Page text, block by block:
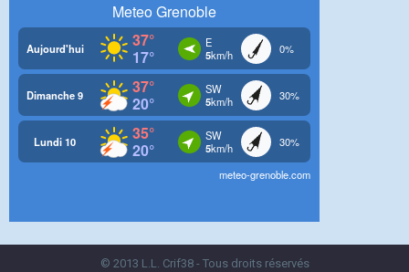
© 2013 L.L. Crif38 - Tous droits réservés